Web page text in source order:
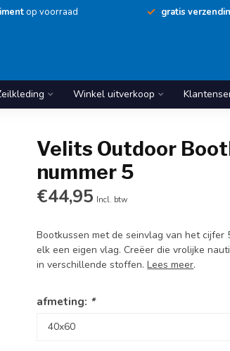
op voorraad gratis
Winkel uitverkoop
Velits Outdoor
nummer 5
€44,95 Incl. btw
Bootkussen met de seinvlag van het
elk een eigen vlag. Creëer die vrolijke
in verschillende stoffen.Lees meer.
afmeting: *